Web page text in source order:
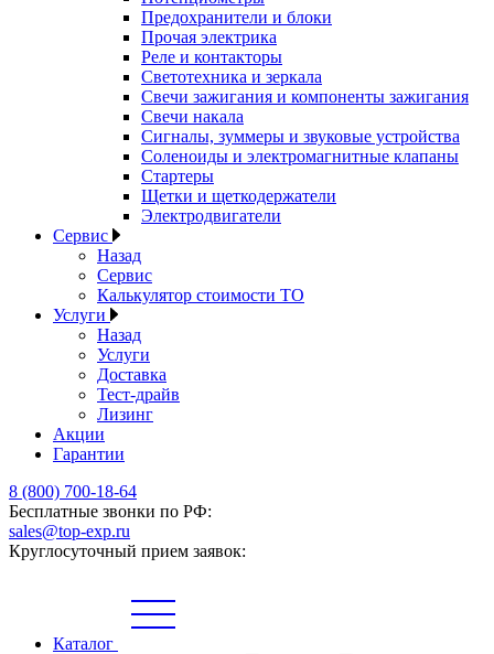
Предохранители и блоки
Прочая электрика
Реле и контакторы
Светотехника и зеркала
Свечи зажигания и компоненты зажигания
Свечи накала
Сигналы, зуммеры и звуковые устройства
Соленоиды и электромагнитные клапаны
Стартеры
Щетки и щеткодержатели
Электродвигатели
Сервис
Назад
Сервис
Калькулятор стоимости ТО
Услуги
Назад
Услуги
Доставка
Тест-драйв
Лизинг
Акции
Гарантии
8 (800) 700-18-64
Бесплатные звонки по РФ:
sales@top-exp.ru
Круглосуточный прием заявок:
Каталог